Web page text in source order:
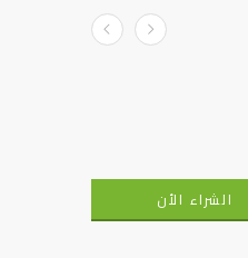
الشراء الأن